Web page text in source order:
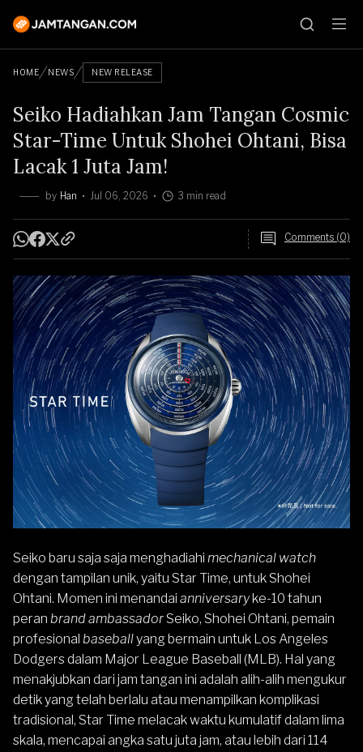
HOME NEWS NEW RELEASE
Seiko Hadiahkan Jam Tangan Cosmic
Star-Time Untuk Shohei Ohtani, Bisa
Lacak 1 Juta Jam!
by Han Jul 06, 2026 3 min read
Comments (0)
Seiko baru saja saja menghadiahi mechanical watch
dengan tampilan unik, yaitu Star Time, untuk Shohei
Ohtani. Momen ini menandai anniversaryke-10 tahun
peran brand ambassador Seiko, Shohei Ohtani, pemain
profesional baseballyang bermain untuk Los Angeles
Dodgers dalam Major League Baseball (MLB). Hal yang
menakjubkan dari jam tangan ini adalah alih-alih mengukur
detik yang telah berlalu atau menampilkan komplikasi
tradisional, Star Time melacak waktu kumulatif dalam lima
skala, mencapai angka satu juta jam, atau lebih dari 114